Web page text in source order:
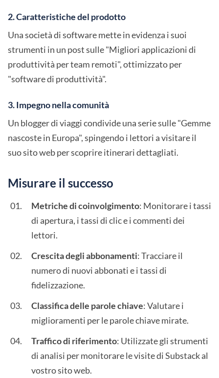
2. Caratteristiche del prodotto
Una società di software mette in evidenza i suoi
strumenti in un post sulle "Migliori applicazioni di
produttività per team remoti", ottimizzato per
"software di produttività".
3. Impegno nella comunità
Un blogger di viaggi condivide una serie sulle "Gemme
nascoste in Europa", spingendo i lettori a visitare il
suo sito web per scoprire itinerari dettagliati.
Misurare il successo
Metriche di coinvolgimento: Monitorare i tassi
di apertura, i tassi di clic e i commenti dei
lettori.
Crescita degli abbonamenti: Tracciare il
numero di nuovi abbonati e i tassi di
fidelizzazione.
Classifica delle parole chiave: Valutare i
miglioramenti per le parole chiave mirate.
Traffico di riferimento: Utilizzate gli strumenti
di analisi per monitorare le visite di Substack al
vostro sito web.